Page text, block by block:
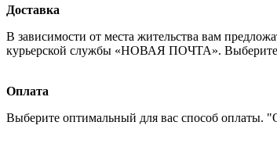
Доставка
В зависимости от места жительства вам
курьерской службы «НОВАЯ ПОЧТА». Выберите
Оплата
Выберите оптимальный для вас способ оплаты.